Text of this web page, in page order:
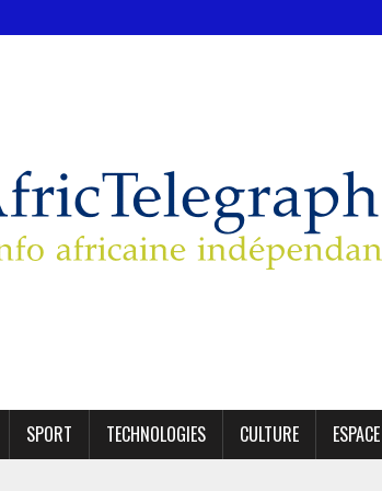
SPORT TECHNOLOGIES CULTURE